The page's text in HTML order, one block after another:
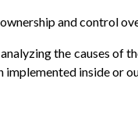
and control
the causes
implemented inside or